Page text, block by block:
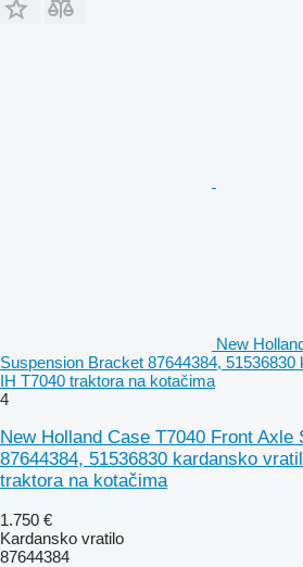
New
Suspension Bracket 87644384,
IH T7040 traktora na kotačima
4
New Holland Case T7040 Front Axle
87644384, 51536830 kardansko
traktora na kotačima
1.750 €
Kardansko vratilo
87644384